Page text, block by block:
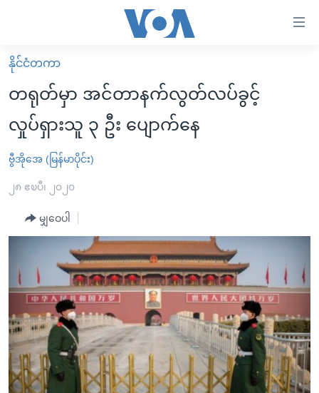
လွယ်ကူ
စေ
သည့်
Link
များ
ပင်မ
ရန်
အ
ညွန်း
စာမျက်နှာ
သို့
မူလစာမျက်နှာ
မြန်မာ
ကမ္ဘာ့သတင်းများ
နိုင်ငံတကာ
အစ္စရေး-ပါလက်စတိုင်း
ဗွီဒီယို
အင်္ဂလိပ်စာလေ့လာမယ်
အမေရိကန်သုံးအီဒီယံ
မကြေးမုံရဲ့ အင်္ဂလိပ်စာ
ရုပ်ရှင်ထဲက အင်္ဂလိပ်စာ
သုတပဒေသာ အင်္ဂလိပ်စာ
အပတ်စဉ်ကဏ္ဍများ
ရေဒီယို
တီဗွီ
ရေဒီယိုနှင့်ရုပ်သံ အချက်အလက်များ
ရေဒီယို/တီဗွီအစီအစဉ်
Learning English
ဗွီအိုအေ လူမှုကွန်ယက်များ
နိုင်ငံတကာ
တရုတ်မှာ အင်တာနက်လွတ်လပ်ခွင့်
လှုပ်ရှားသူ ၃ ဦး ပျောက်နေ
ဗွီအိုအေ (မြန်မာပိုင်း)
၂၈ ဧၿပီ၊ ၂၀၂၀
မျှဝေပါ